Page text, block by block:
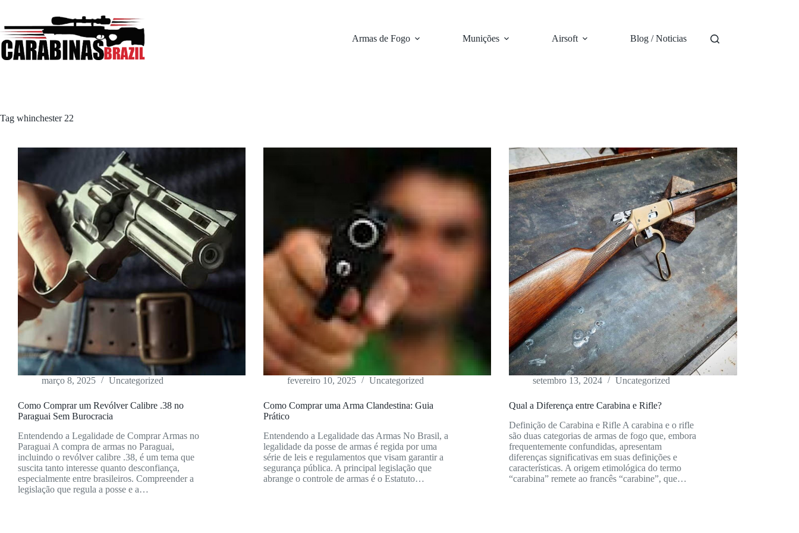
conteúdo
Armas de Fogo Munições Airsoft Blog / Noticias
Tag whinchester 22
março 8, 2025 Uncategorized
Como Comprar um Revólver Calibre .38 no
Paraguai Sem Burocracia
Entendendo a Legalidade de Comprar Armas no
Paraguai A compra de armas no Paraguai,
incluindo o revólver calibre .38, é um tema que
suscita tanto interesse quanto desconfiança,
especialmente entre brasileiros. Compreender a
legislação que regula a posse e a…
fevereiro 10, 2025 Uncategorized
Como Comprar uma Arma Clandestina: Guia
Prático
Entendendo a Legalidade das Armas No Brasil, a
legalidade da posse de armas é regida por uma
série de leis e regulamentos que visam garantir a
segurança pública. A principal legislação que
abrange o controle de armas é o Estatuto…
setembro 13, 2024 Uncategorized
Qual a Diferença entre Carabina e Rifle?
Definição de Carabina e Rifle A carabina e o rifle
são duas categorias de armas de fogo que, embora
frequentemente confundidas, apresentam
diferenças significativas em suas definições e
características. A origem etimológica do termo
“carabina” remete ao francês “carabine”, que…